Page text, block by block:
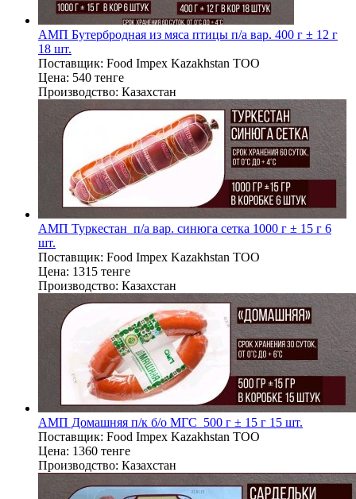
АМП Бутербродная из мяса птицы п/а вар. 400 г ± 12 г
18 шт.
Поставщик: Food Impex Kazakhstan TOO
Цена: 540 тенге
Производство: Казахстан
АМП Туркестан п/а вар. синюга сетка 1000 г ± 15 г 6
шт.
Поставщик: Food Impex Kazakhstan TOO
Цена: 1315 тенге
Производство: Казахстан
АМП Домашняя п/к б/о МГС 500 г ± 15 г 15 шт.
Поставщик: Food Impex Kazakhstan TOO
Цена: 1360 тенге
Производство: Казахстан